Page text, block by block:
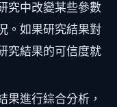
究中改變某些參數
。如果研究結果對
究結果的可信度就
果進行綜合分析，